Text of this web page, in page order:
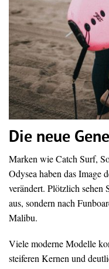
Die neue
Marken wie Catch Surf,
Odysea haben das Image
verändert. Plötzlich sehen
aus, sondern nach
Malibu.
Viele moderne Modelle
steiferen Kernen und